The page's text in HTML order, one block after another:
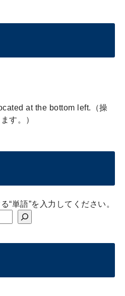
at the bottom left.（操
す。）
“単語”を入力してください。